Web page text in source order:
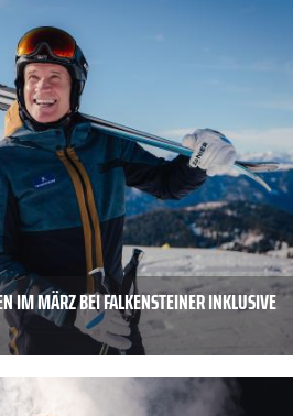
IM MÄRZ BEI FALKENSTEINER INKLUSIVE